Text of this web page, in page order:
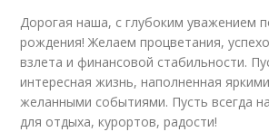
Дорогая наша, с глубоким уважением
рождения! Желаем процветания,
взлета и финансовой стабильности.
интересная жизнь, наполненная
желанными событиями. Пусть всегда
для отдыха, курортов, радости!